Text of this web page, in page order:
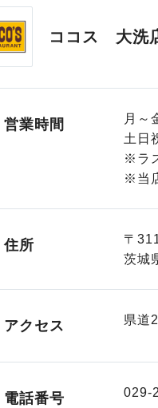
ココス 大洗
営業時間
月～
土日
※ラ
※当
住所
〒
茨城
アクセス 県道
電話番号 029-